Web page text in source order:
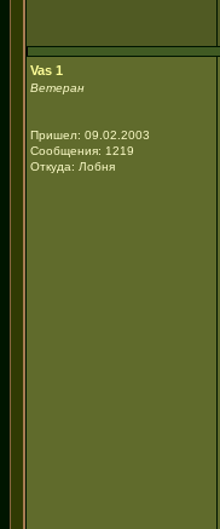
Vas 1
Ветеран
Пришел: 09.02.2003
Сообщения: 1219
Откуда: Лобня